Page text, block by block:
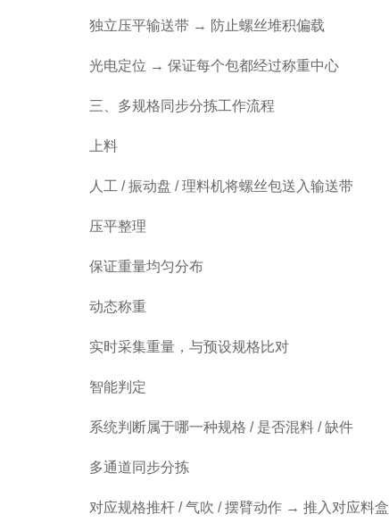
独立压平输送带 → 防止螺丝堆积偏载
光电定位 → 保证每个包都经过称重中心
三、多规格同步分拣工作流程
上料
人工 / 振动盘 / 理料机将螺丝包送入输送带
压平整理
保证重量均匀分布
动态称重
实时采集重量，与预设规格比对
智能判定
系统判断属于哪一种规格 / 是否混料 / 缺件
多通道同步分拣
对应规格推杆 / 气吹 / 摆臂动作 → 推入对应料盒